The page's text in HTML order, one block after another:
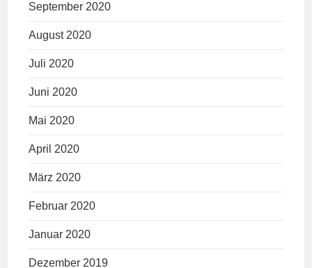
September 2020
August 2020
Juli 2020
Juni 2020
Mai 2020
April 2020
März 2020
Februar 2020
Januar 2020
Dezember 2019